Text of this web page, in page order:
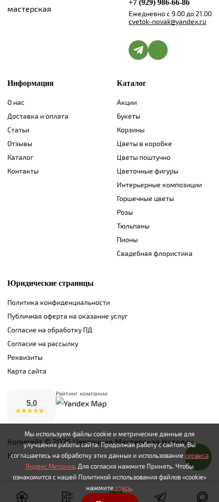
+7 (929) 986-66-86
Ежедневно с 9.00 до 21.00
cvetok-novak@yandex.ru
Информация
О нас
Доставка и оплата
Статьи
Отзывы
Каталог
Контакты
Каталог
Акции
Букеты
Корзины
Цветы в коробке
Цветы поштучно
Цветочные фигуры
Интерьерные композиции
Горшечные цветы
Розы
Тюльпаны
Пионы
Свадебная флористика
Юридические страницы
Политика конфиденциальности
Публичная оферта на оказание услуг
Согласие на обработку ПД
Согласие на рассылку
Реквизиты
Карта сайта
5,0
Рейтинг компании
Копирайт © 2026 Цветочная Мастерская Наталии
Новак
Мы используем файлы cookie и метрические данные для
улучшения работы сайта. Продолжая работу с сайтом, Вы
соглашаетесь на обработку этих данных и использованиесервиса
Яндекс.Метрика. Для согласия нажмите Принять. Чтобы
ознакомится с нашей Политикой использования файлов «cookie»
нажмитездесь.
0